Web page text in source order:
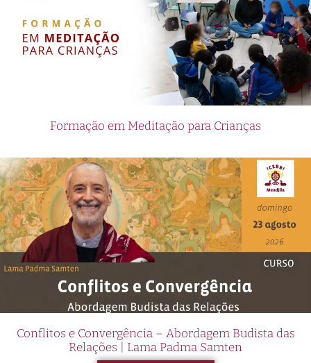
Formação em Meditação para Crianças
Conflitos e Convergência – Abordagem Budista das
Relações | Lama Padma Samten